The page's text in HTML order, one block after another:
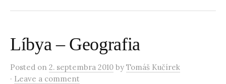
Líbya – Geografia
Posted on 2. septembra 2010 by Tomáš Kučírek
· Leave a comment